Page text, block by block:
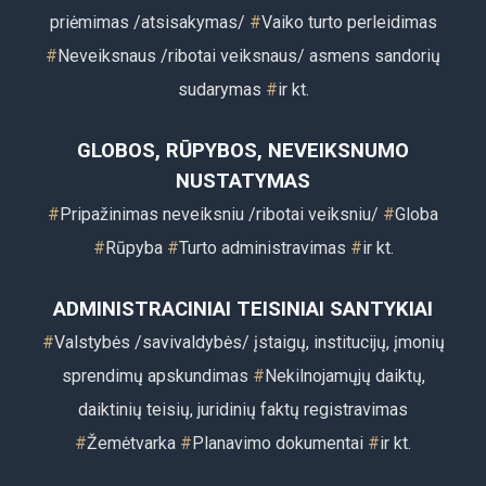
priėmimas /atsisakymas/ #Vaiko turto perleidimas
#Neveiksnaus /ribotai veiksnaus/ asmens sandorių
sudarymas #ir kt.
GLOBOS, RŪPYBOS, NEVEIKSNUMO
NUSTATYMAS
#Pripažinimas neveiksniu /ribotai veiksniu/ #Globa
#Rūpyba #Turto administravimas #ir kt.
ADMINISTRACINIAI TEISINIAI SANTYKIAI
#Valstybės /savivaldybės/ įstaigų, institucijų, įmonių
sprendimų apskundimas #Nekilnojamųjų daiktų,
daiktinių teisių, juridinių faktų registravimas
#Žemėtvarka #Planavimo dokumentai #ir kt.